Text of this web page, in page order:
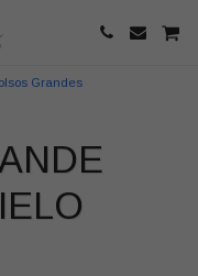
Grandes